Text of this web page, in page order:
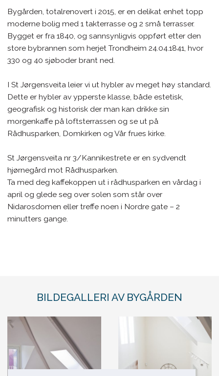
Bygården, totalrenovert i 2015, er en delikat enhet topp
moderne bolig med 1 takterrasse og 2 små terrasser.
Bygget er fra 1840, og sannsynligvis oppført etter den
store bybrannen som herjet Trondheim 24.04.1841, hvor
330 og 40 sjøboder brant ned.
I St Jørgensveita leier vi ut hybler av meget høy standard.
Dette er hybler av ypperste klasse, både estetisk,
geografisk og historisk der man kan drikke sin
morgenkaffe på loftsterrassen og se ut på
Rådhusparken, Domkirken og Vår frues kirke.
St Jørgensveita nr 3/Kannikestrete er en sydvendt
hjørnegård mot Rådhusparken.
Ta med deg kaffekoppen ut i rådhusparken en vårdag i
april og glede seg over solen som står over
Nidarosdomen eller treffe noen i Nordre gate – 2
minutters gange.
BILDEGALLERI AV BYGÅRDEN